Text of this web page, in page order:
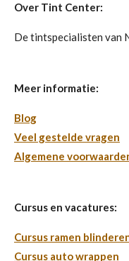
Over Tint Center:
De tintspecialisten van
Meer informatie:
Blog
Veel gestelde vragen
Algemene
Cursus en vacatures:
Cursus ramen
Cursus auto wrappen